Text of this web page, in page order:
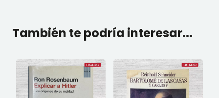
También te podría interesar...